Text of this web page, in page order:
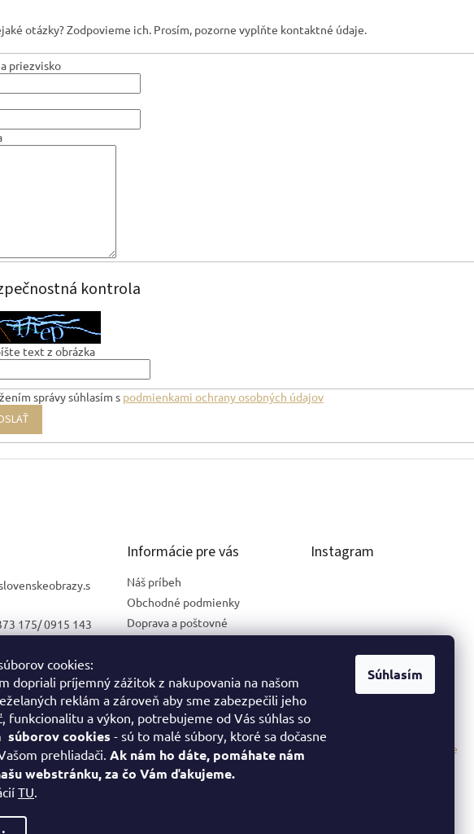
cookies:
dopriali príjemný zážitok z nakupovania na našom
reklám a zároveň aby sme zabezpečili jeho
funkcionalitu a výkon, potrebujeme od Vás súhlas so
súborov cookies - sú to malé súbory, ktoré sa dočasne
prehliadači. Ak nám ho dáte, pomáhate nám
webstránku, za čo Vám ďakujeme.
TU.
Súhlasím
otázky? Zodpovieme ich. Prosím, pozorne vyplňte kontaktné údaje.
priezvisko
kontrola
text z obrázka
správy súhlasím s podmienkami ochrany osobných údajov
175/ 0915 143
na Facebooku
Informácie pre vás
Náš príbeh
Obchodné podmienky
Doprava a poštovné
Alternatívne riešenie sporov
Odstúpenie od zmluvy
Reklamácie
VEĽKOOBCHOD
Moja objednávka
Instagram
Sledovať na Instagrame